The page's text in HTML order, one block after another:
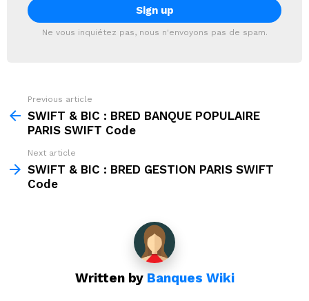
Ne vous inquiétez pas, nous n'envoyons pas de spam.
more
Previous article
SWIFT & BIC : BRED BANQUE POPULAIRE
PARIS SWIFT Code
Next article
SWIFT & BIC : BRED GESTION PARIS SWIFT
Code
Written by Banques Wiki